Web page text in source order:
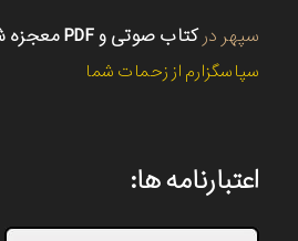
سپهر درکتاب صوتی و PDF معجزه شکرگزاری از راندا برن
سپاسگزارم از زحمات شما
اعتبارنامه ها: